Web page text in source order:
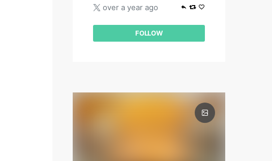
over a year ago
FOLLOW